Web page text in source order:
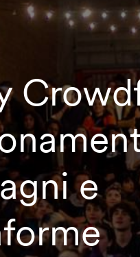
e